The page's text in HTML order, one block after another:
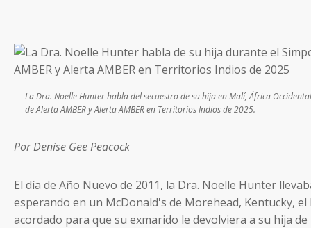
La Dra. Noelle Hunter habla del secuestro de su hija en Malí, África
de Alerta AMBER y Alerta AMBER en Territorios Indios de 2025.
Por Denise Gee Peacock
El día de Año Nuevo de 2011, la Dra. Noelle Hunter
esperando en un McDonald's de Morehead, Kentucky,
acordado para que su exmarido le devolviera a su hija